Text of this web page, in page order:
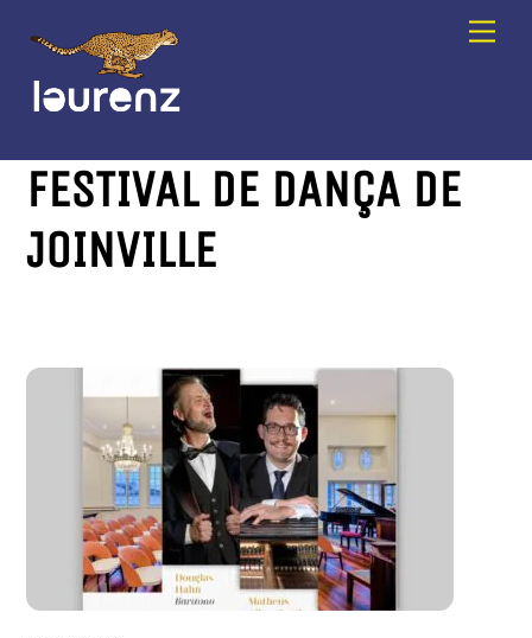
content
FESTIVAL DE DANÇA DE
JOINVILLE